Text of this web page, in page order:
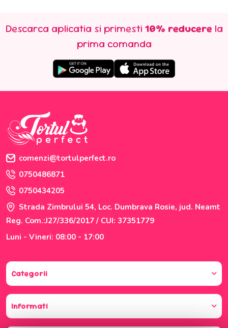
Descarca aplicatia si primesti 10% reducere la
prima comanda
comenzi@tortulperfect.ro
0750486871
0750434205
Strada Zimbrului 54, Loc. Dumbrava Rosie, jud. Neamt
Reg. Com.:J27/336/2017 / CUI: 37351779
Luni - Vineri: 08:00 - 17:00
Categorii
Informati